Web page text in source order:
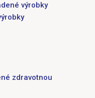
výrobky
zdravotnou